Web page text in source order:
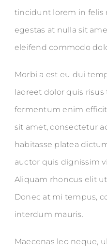
tincidunt lorem in felis
egestas at nulla sit
eleifend commodo
Morbi a est eu dui
laoreet dolor quis
fermentum enim
sit amet, consectetur
habitasse platea
auctor quis dignissim
Aliquam rhoncus elit
Donec at mi tempus,
interdum mauris.
Maecenas leo neque,